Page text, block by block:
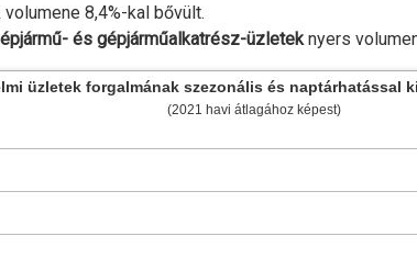
8,4%-kal bővült.
és gépjárműalkatrész-üzleteknyers
üzletek forgalmának szezonális és naptárhatással
(2021 havi átlagához képest)